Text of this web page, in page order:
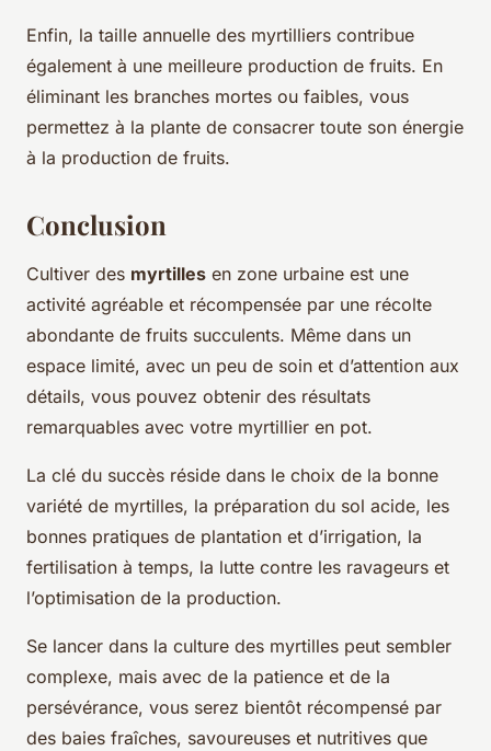
Enfin, la taille annuelle des myrtilliers contribue
également à une meilleure production de fruits. En
éliminant les branches mortes ou faibles, vous
permettez à la plante de consacrer toute son énergie
à la production de fruits.
Conclusion
Cultiver des myrtilles en zone urbaine est une
activité agréable et récompensée par une récolte
abondante de fruits succulents. Même dans un
espace limité, avec un peu de soin et d’attention aux
détails, vous pouvez obtenir des résultats
remarquables avec votre myrtillier en pot.
La clé du succès réside dans le choix de la bonne
variété de myrtilles, la préparation du sol acide, les
bonnes pratiques de plantation et d’irrigation, la
fertilisation à temps, la lutte contre les ravageurs et
l’optimisation de la production.
Se lancer dans la culture des myrtilles peut sembler
complexe, mais avec de la patience et de la
persévérance, vous serez bientôt récompensé par
des baies fraîches, savoureuses et nutritives que